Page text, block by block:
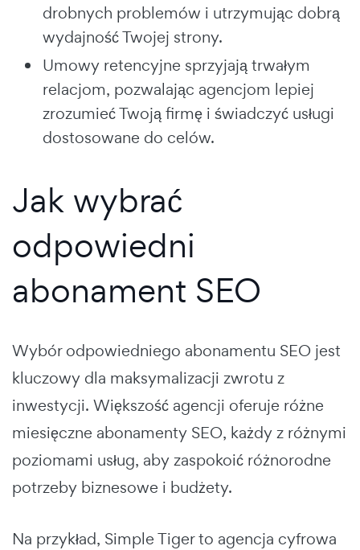
drobnych problemów i utrzymując dobrą
wydajność Twojej strony.
Umowy retencyjne sprzyjają trwałym
relacjom, pozwalając agencjom lepiej
zrozumieć Twoją firmę i świadczyć usługi
dostosowane do celów.
Jak wybrać
odpowiedni
abonament SEO
Wybór odpowiedniego abonamentu SEO jest
kluczowy dla maksymalizacji zwrotu z
inwestycji. Większość agencji oferuje różne
miesięczne abonamenty SEO, każdy z różnymi
poziomami usług, aby zaspokoić różnorodne
potrzeby biznesowe i budżety.
Na przykład, Simple Tiger to agencja cyfrowa